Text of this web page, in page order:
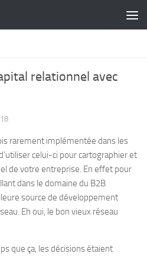
relationnel avec
rarement implémentée dans les
celui-ci pour cartographier et
de votre entreprise. En effet pour
dans le domaine du B2B
source de développement
Eh oui, le bon vieux réseau
que ça, les décisions étaient